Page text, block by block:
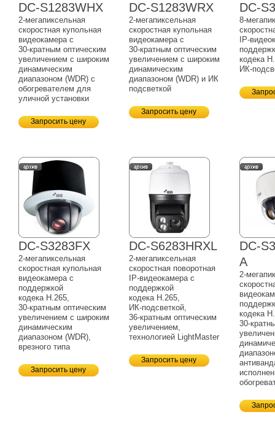
DC-S1283WHX
2-мегапиксельная
скоростная купольная
видеокамера с
30-кратным оптическим
увеличением с широким
динамическим
диапазоном (WDR) с
обогревателем для
уличной установки
Запросить цену
DC-S1283WRX
2-мегапиксельная
скоростная купольная
видеокамера с
30-кратным оптическим
увеличением с широким
динамическим
диапазоном (WDR) и ИК
подсветкой
Запросить цену
DC-
8-
IP-
кодека
ИК-
DC-S3283FX
2-мегапиксельная
скоростная купольная
видеокамера с
поддержкой
кодека H.265,
30-кратным оптическим
увеличением с широким
динамическим
диапазоном (WDR),
врезного типа
Запросить цену
DC-S6283HRXL
2-мегапиксельная
скоростная поворотная
IP-видеокамерас
поддержкой
кодека H.265,
ИК-подсветкой,
36-кратным оптическим
увеличением,
технологией LightMaster
Запросить цену
DC-
A
2-
кодека
30-